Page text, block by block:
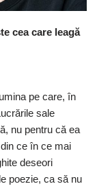
cea care leagă
pe care, în
sale
nu pentru că ea
ce în ce mai
deseori
poezie, ca să nu